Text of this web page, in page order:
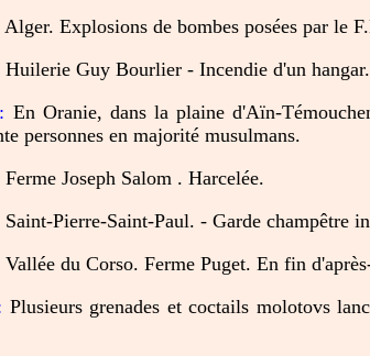
Alger. Explosions de bombes posées par le
Huilerie Guy Bourlier - Incendie d'un hangar.
En Oranie, dans la plaine d'Aïn-
personnes en majorité musulmans.
Ferme Joseph Salom . Harcelée.
Saint-Pierre-Saint-Paul. - Garde champêtre
Vallée du Corso. Ferme Puget. En fin
Plusieurs grenades et coctails molotovs